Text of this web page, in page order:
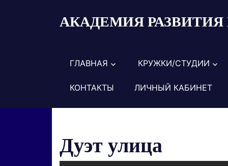
АКАДЕМИЯ
ГЛАВНАЯ КРУЖКИ/СТУДИИ
КОНТАКТЫ ЛИЧНЫЙ КАБИНЕТ
Дуэт улица